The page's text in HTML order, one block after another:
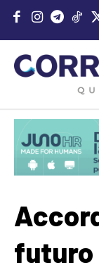
futuro